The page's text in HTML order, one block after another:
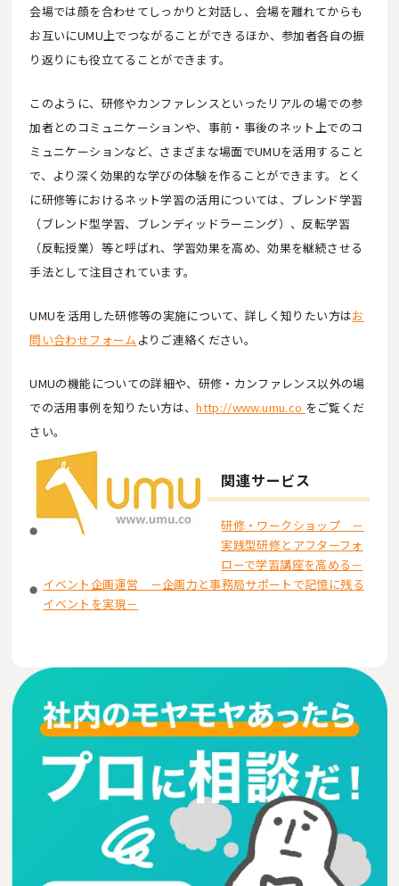
会場では顔を合わせてしっかりと対話し、会場を離れてからも
お互いにUMU上でつながることができるほか、参加者各自の振
り返りにも役立てることができます。
このように、研修やカンファレンスといったリアルの場での参
加者とのコミュニケーションや、事前・事後のネット上でのコ
ミュニケーションなど、さまざまな場面でUMUを活用すること
で、より深く効果的な学びの体験を作ることができます。とく
に研修等におけるネット学習の活用については、ブレンド学習
（ブレンド型学習、ブレンディッドラーニング）、反転学習
（反転授業）等と呼ばれ、学習効果を高め、効果を継続させる
手法として注目されています。
UMUを活用した研修等の実施について、詳しく知りたい方はお
問い合わせフォーム よりご連絡ください。
UMUの機能についての詳細や、研修・カンファレンス以外の場
での活用事例を知りたい方は、http://www.umu.co をご覧くだ
さい。
関連サービス
研修・ワークショップ －
実践型研修とアフターフォ
ローで学習講座を高める－
イベント企画運営 －企画力と事務局サポートで記憶に残る
イベントを実現－